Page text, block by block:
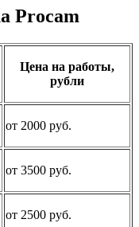
Procam
Цена на работы,
рубли
от 2000 руб.
от 3500 руб.
от 2500 руб.